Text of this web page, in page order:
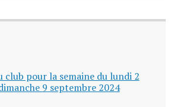
club pour la semaine du lundi 2
9 septembre 2024